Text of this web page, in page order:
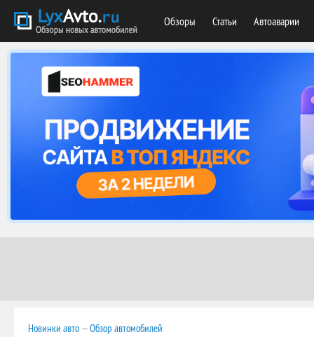
Обзоры Статьи Автоаварии
Новинки авто —Обзор автомобилей